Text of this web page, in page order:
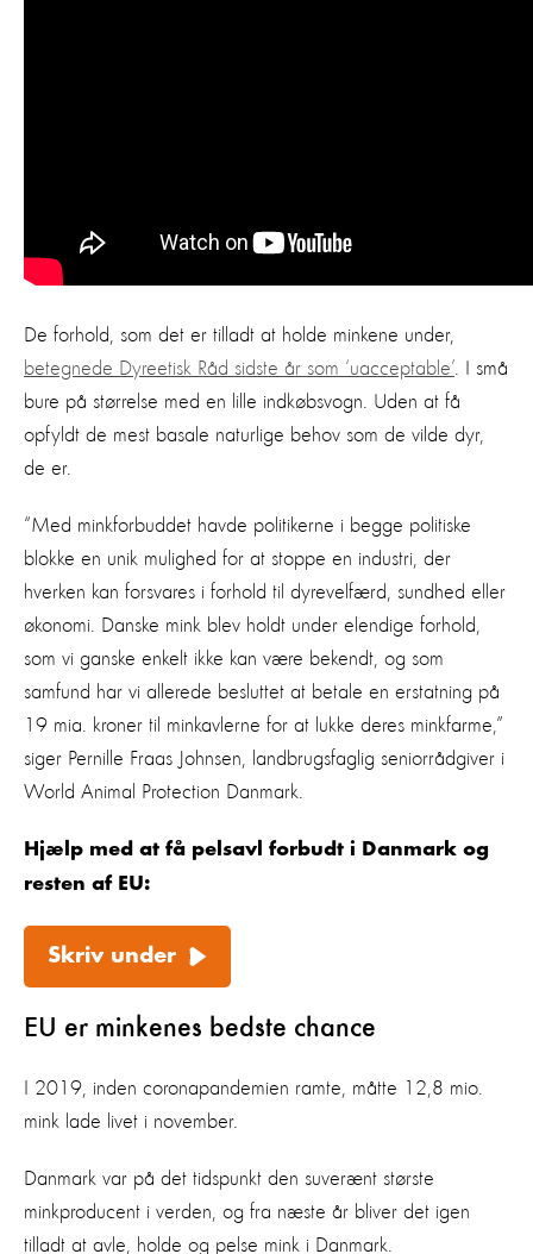
De forhold, som det er tilladt at holde minkene under,
betegnede Dyreetisk Råd sidste år som ‘uacceptable’ . I små
bure på størrelse med en lille indkøbsvogn. Uden at få
opfyldt de mest basale naturlige behov som de vilde dyr,
de er.
“Med minkforbuddet havde politikerne i begge politiske
blokke en unik mulighed for at stoppe en industri, der
hverken kan forsvares i forhold til dyrevelfærd, sundhed eller
økonomi. Danske mink blev holdt under elendige forhold,
som vi ganske enkelt ikke kan være bekendt, og som
samfund har vi allerede besluttet at betale en erstatning på
19 mia. kroner til minkavlerne for at lukke deres minkfarme,”
siger Pernille Fraas Johnsen, landbrugsfaglig seniorrådgiver i
World Animal Protection Danmark.
Hjælp med at få pelsavl forbudt i Danmark og
resten af EU:
Skriv under
EU er minkenes bedste chance
I 2019, inden coronapandemien ramte, måtte 12,8 mio.
mink lade livet i november.
Danmark var på det tidspunkt den suverænt største
minkproducent i verden, og fra næste år bliver det igen
tilladt at avle, holde og pelse mink i Danmark.